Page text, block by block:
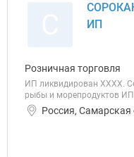
ИП
Розничная торговля
ИП ликвидирован ХХХХ.
рыбы и морепродуктов
Россия,